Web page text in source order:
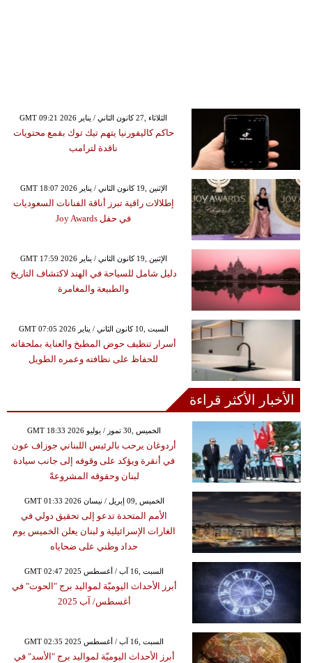
GMT 09:21 2026 الثلاثاء ,27 كانون الثاني / يناير
حاكم كاليفورنيا يتهم تيك توك بقمع محتويات
ناقدة لترامب
GMT 18:07 2026 الإثنين ,19 كانون الثاني / يناير
إطلالات راقية تبرز أناقة الفنانات السعوديات
في حفل Joy Awards
GMT 17:59 2026 الإثنين ,19 كانون الثاني / يناير
دليل شامل للسياحة في الهند لاكتشاف التاريخ
والطبيعة والمغامرة
GMT 07:05 2026 السبت ,10 كانون الثاني / يناير
أسرار تنظيف حوض المطبخ والعناية بملحقاته
للحفاظ على نظافته وعمره الطويل
الأخبار الأكثر قراءة
GMT 18:33 2026 الخميس ,30 تموز / يوليو
أردوغان يرحب بالرئيس اللبناني جوزاف عون
في أنقرة ويؤكد على وقوفه إلى جانب سيادة
لبنان وحقوقه المشروعةً
GMT 01:33 2026 الخميس ,09 إبريل / نيسان
الأمم المتحدة تدعو إلى تحقيق دولي في
الغارات الإسرائيلية و لبنان يعلن الخميس يوم
حداد وطني على ضحاياه
GMT 02:47 2025 السبت ,16 آب / أغسطس
أبرز الأحداث اليوميّة لمواليد برج "الحوت" في
أغسطس/ آب 2025
GMT 02:35 2025 السبت ,16 آب / أغسطس
أبرز الأحداث اليوميّة لمواليد برج "الأسد" في